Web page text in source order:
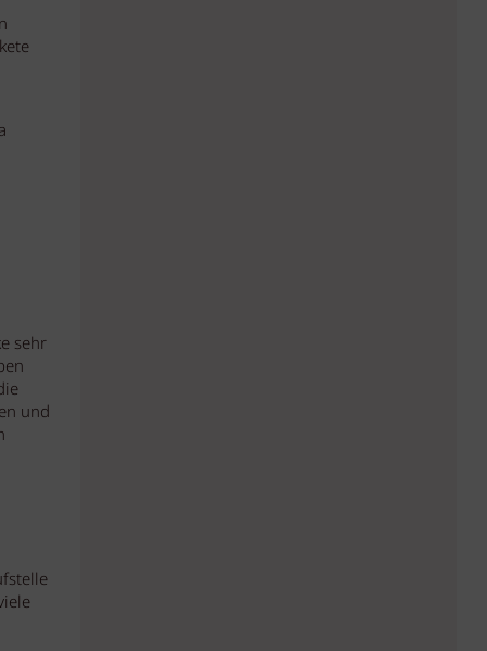
sehr
und